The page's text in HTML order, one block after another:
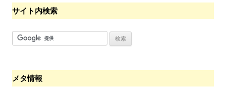
サイト内検索
メタ情報